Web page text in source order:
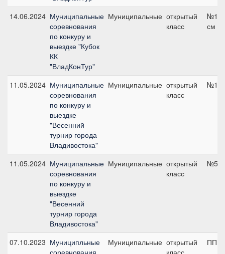
14.06.2024 Муниципальные
соревнования
по конкуру и
выездке "Кубок
КК
"ВладКонТур"
Муниципальные открытый
класс
№12,
см
11.05.2024 Муниципальные
соревнования
по конкуру и
выездке
"Весенний
турнир города
Владивостока"
Муниципальные открытый
класс
№1,
11.05.2024 Муниципальные
соревнования
по конкуру и
выездке
"Весенний
турнир города
Владивостока"
Муниципальные открытый
класс
№5,
07.10.2023 Муниципльные
соревнования
Муниципальные открытый
класс
ПП